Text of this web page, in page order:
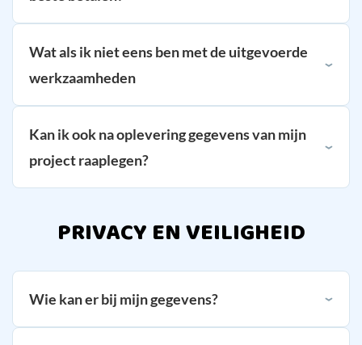
Wat als ik niet eens ben met de uitgevoerde
werkzaamheden
Kan ik ook na oplevering gegevens van mijn
project raaplegen?
PRIVACY EN VEILIGHEID
Wie kan er bij mijn gegevens?